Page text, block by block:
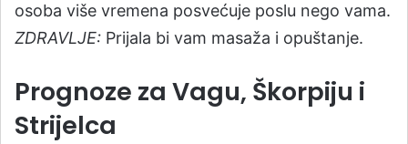
osoba više vremena posvećuje poslu nego vama.
ZDRAVLJE: Prijala bi vam masaža i opuštanje.
Prognoze za Vagu, Škorpiju i
Strijelca